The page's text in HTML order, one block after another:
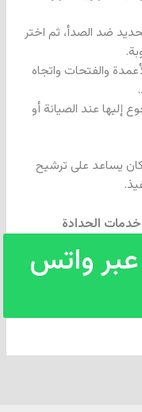
ضد الصدأ، ثم اختر
والفتحات واتجاه
إليها عند الصيانة أو
يساعد على ترشيح
خدمات الحدادة
واتس